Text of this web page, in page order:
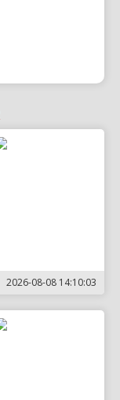
2026-08-08 14:10:03